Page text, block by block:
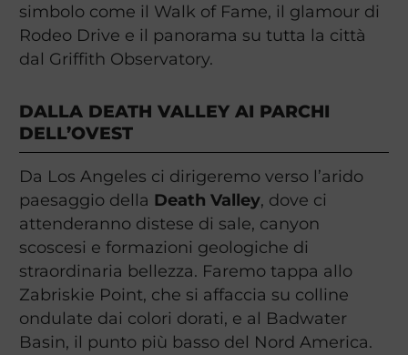
simbolo come il Walk of Fame, il glamour di
Rodeo Drive e il panorama su tutta la città
dal Griffith Observatory.
DALLA DEATH VALLEY AI PARCHI
DELL’OVEST
Da Los Angeles ci dirigeremo verso l’arido
paesaggio della Death Valley, dove ci
attenderanno distese di sale, canyon
scoscesi e formazioni geologiche di
straordinaria bellezza. Faremo tappa allo
Zabriskie Point, che si affaccia su colline
ondulate dai colori dorati, e al Badwater
Basin, il punto più basso del Nord America.